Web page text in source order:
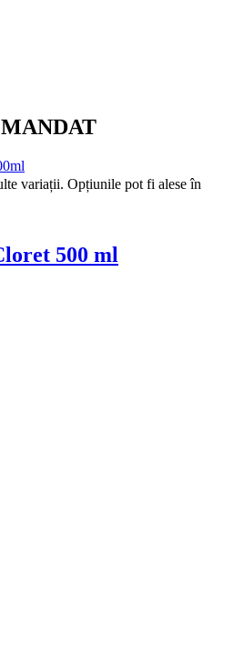
variații. Opțiunile pot fi alese în
500 ml